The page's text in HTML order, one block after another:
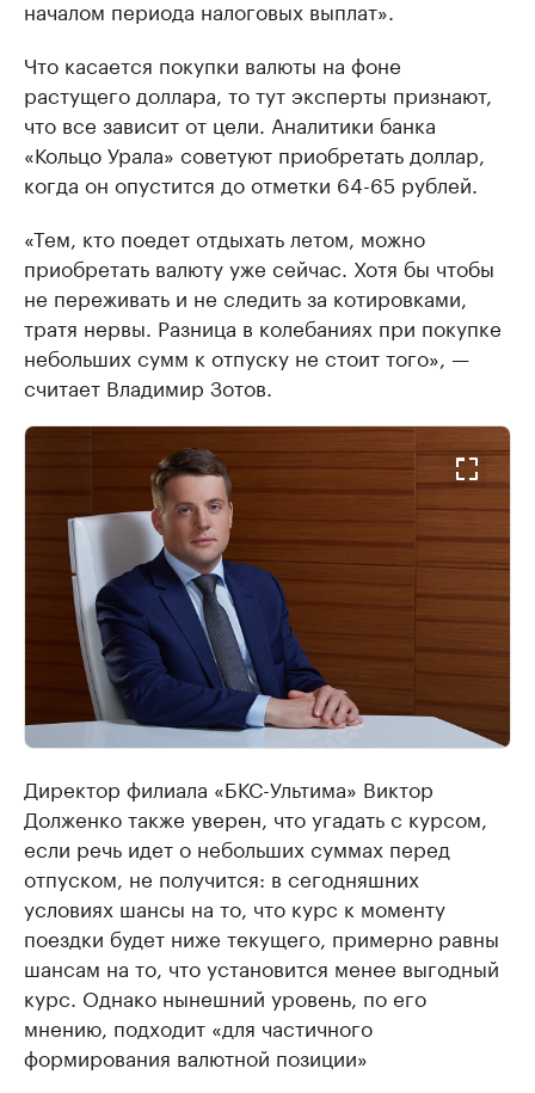
началом периода налоговых выплат».
Что касается покупки валюты на фоне
растущего доллара, то тут эксперты признают,
что все зависит от цели. Аналитики банка
«Кольцо Урала» советуют приобретать доллар,
когда он опустится до отметки 64-65 рублей.
«Тем, кто поедет отдыхать летом, можно
приобретать валюту уже сейчас. Хотя бы чтобы
не переживать и не следить за котировками,
тратя нервы. Разница в колебаниях при покупке
небольших сумм к отпуску не стоит того», —
считает Владимир Зотов.
Директор филиала «БКС-Ультима» Виктор
Долженко также уверен, что угадать с курсом,
если речь идет о небольших суммах перед
отпуском, не получится: в сегодняшних
условиях шансы на то, что курс к моменту
поездки будет ниже текущего, примерно равны
шансам на то, что установится менее выгодный
курс. Однако нынешний уровень, по его
мнению, подходит «для частичного
формирования валютной позиции»